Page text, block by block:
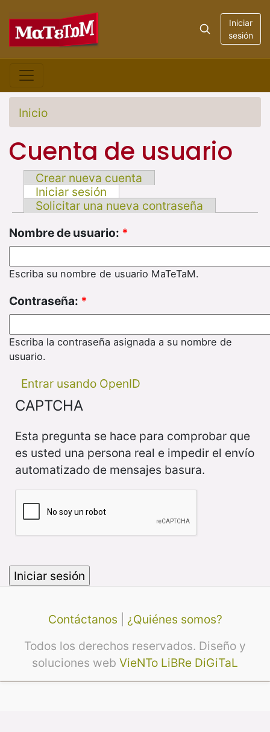
Iniciar
sesión
Inicio
Cuenta de usuario
Crear nueva cuenta
Iniciar sesión
Solicitar una nueva contraseña
Nombre de usuario: *
Escriba su nombre de usuario MaTeTaM.
Contraseña: *
Escriba la contraseña asignada a su nombre de
usuario.
Entrar usando OpenID
CAPTCHA
Esta pregunta se hace para comprobar que
es usted una persona real e impedir el envío
automatizado de mensajes basura.
Contáctanos
¿Quiénes somos?
Todos los derechos reservados. Diseño y
soluciones web VieNTo LiBRe DiGiTaL